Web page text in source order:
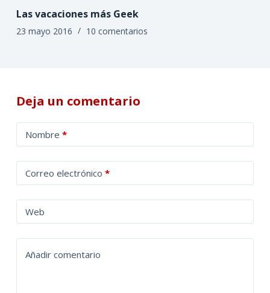
Las vacaciones más Geek
23 mayo 2016 10 comentarios
Deja un comentario
Nombre *
Correo electrónico *
Web
Añadir comentario
l
t
a
t